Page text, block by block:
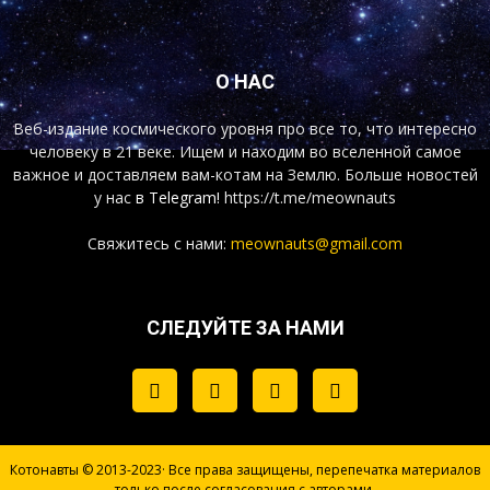
О НАС
Веб-издание космического уровня про все то, что интересно
человеку в 21 веке. Ищем и находим во вселенной самое
важное и доставляем вам-котам на Землю. Больше новостей
у нас в Telegram! https://t.me/meownauts
Свяжитесь с нами: meownauts@gmail.com
СЛЕДУЙТЕ ЗА НАМИ
Котонавты © 2013-2023· Все права защищены, перепечатка материалов